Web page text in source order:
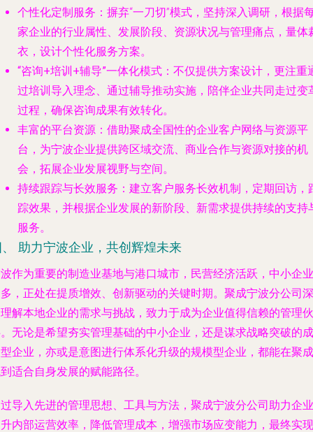
个性化定制服务 ：摒弃“一刀切”模式，坚持深入调研，根据
家企业的行业属性、发展阶段、资源状况与管理痛点，量体
衣，设计个性化服务方案。
“咨询+培训+辅导”一体化模式 ：不仅提供方案设计，更注重
过培训导入理念、通过辅导推动实施，陪伴企业共同走过变
过程，确保咨询成果有效转化。
丰富的平台资源 ：借助聚成全国性的企业客户网络与资源平
台，为宁波企业提供跨区域交流、商业合作与资源对接的机
会，拓展企业发展视野与空间。
持续跟踪与长效服务 ：建立客户服务长效机制，定期回访，
踪效果，并根据企业发展的新阶段、新需求提供持续的支持
服务。
助力宁波企业，共创辉煌未来
作为重要的制造业基地与港口城市，民营经济活跃，中小企业
，正处在提质增效、创新驱动的关键时期。聚成宁波分公司深
解本地企业的需求与挑战，致力于成为企业值得信赖的管理伙
无论是希望夯实管理基础的中小企业，还是谋求战略突破的成
企业，亦或是意图进行体系化升级的规模型企业，都能在聚成
适合自身发展的赋能路径。
导入先进的管理思想、工具与方法，聚成宁波分公司助力企业
内部运营效率，降低管理成本，增强市场应变能力，最终实现